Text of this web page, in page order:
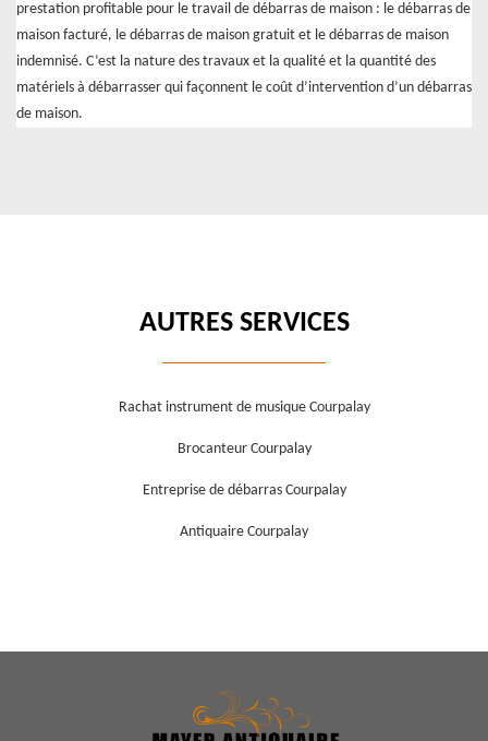
prestation profitable pour le travail de débarras de maison : le débarras de
maison facturé, le débarras de maison gratuit et le débarras de maison
indemnisé. C’est la nature des travaux et la qualité et la quantité des
matériels à débarrasser qui façonnent le coût d’intervention d’un débarras
de maison.
AUTRES SERVICES
Rachat instrument de musique Courpalay
Brocanteur Courpalay
Entreprise de débarras Courpalay
Antiquaire Courpalay